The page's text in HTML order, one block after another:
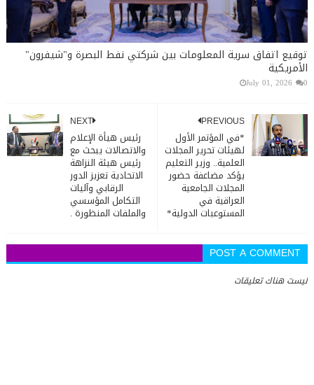
توقيع اتفاق سرية المعلومات بين شركتي نفط البصرة و"شيفرون"
الأمريكية
July 01, 2026 0
NEXT
رئيس هيأة الإعلام
والاتصالات يبحث مع
رئيس هيئة النزاهة
الاتحادية تعزيز الدور
الرقابي وآليات
التكامل المؤسسي
والملفات المنظورة .
PREVIOUS
*في المؤتمر الأول
لهيئات تحرير المجلات
العلمية.. وزير التعليم
يؤكد مضاعفة حضور
المجلات الجامعية
العراقية في
المستوعبات الدولية*
POST A COMMENT
ليست هناك تعليقات